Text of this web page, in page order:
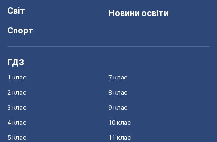
Світ
Спорт
Новини освіти
ГДЗ
1 клас
2 клас
3 клас
4 клас
5 клас
7 клас
8 клас
9 клас
10 клас
11 клас